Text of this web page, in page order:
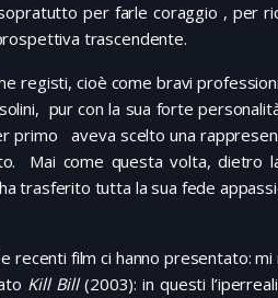
per farle coraggio , per
trascendente.
registi, cioè come bravi
pur con la sua forte
aveva scelto una
Mai come questa volta, dietro la
trasferito tutta la sua fede
recenti film ci hanno presentato:
Kill Bill(2003): in questi